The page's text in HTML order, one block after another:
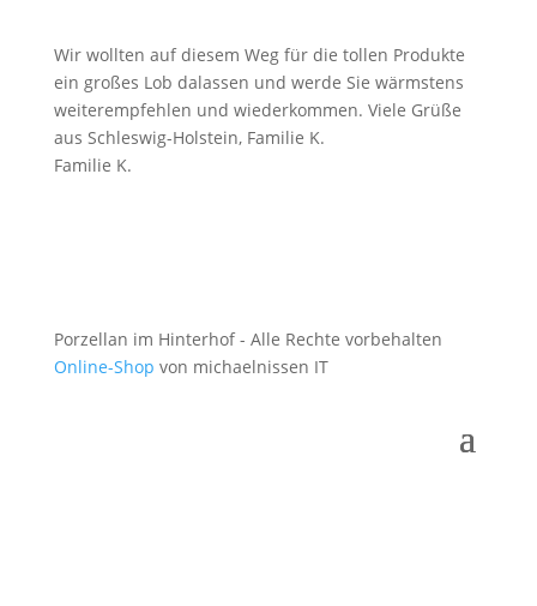
Wir wollten auf diesem Weg für die tollen Produkte
ein großes Lob dalassen und werde Sie wärmstens
weiterempfehlen und wiederkommen. Viele Grüße
aus Schleswig-Holstein, Familie K.
Familie K.
Porzellan im Hinterhof - Alle Rechte vorbehalten
Online-Shop von michaelnissen IT